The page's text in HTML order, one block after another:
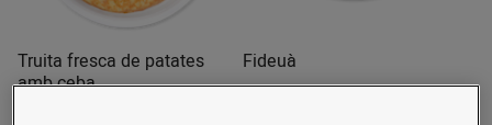
Truita fresca de patates
amb ceba
Fideuà